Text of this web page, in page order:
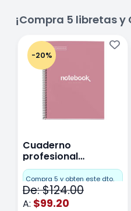
¡Compra 5 libretas y
-20%
Cuaderno
profesional
Miquelrius Emotions
Cuadro Chico 80
hojas Rosa
Compra 5 y obten este dto.
De: $124.00
A: $99.20